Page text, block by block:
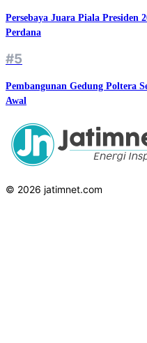
Persebaya Juara Piala Presiden
Perdana
#5
Pembangunan Gedung Poltera
Awal
© 2026 jatimnet.com